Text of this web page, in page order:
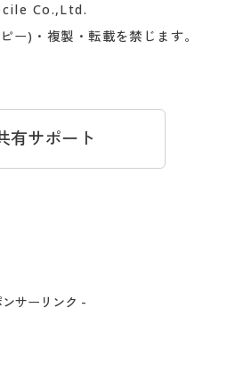
サイトマップ
忘れの場合
Co.,Ltd.
ー)・複製・転載を禁じます。
有サポート
サーリンク -